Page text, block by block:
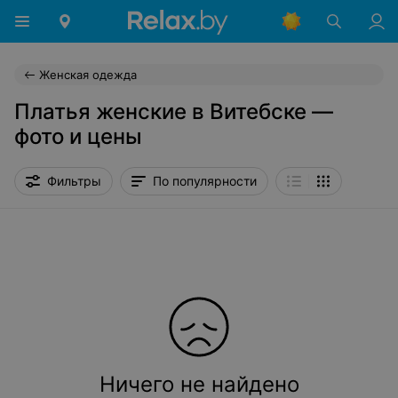
Женская одежда
Платья женские в Витебске —
фото и цены
Фильтры По популярности
Ничего не найдено